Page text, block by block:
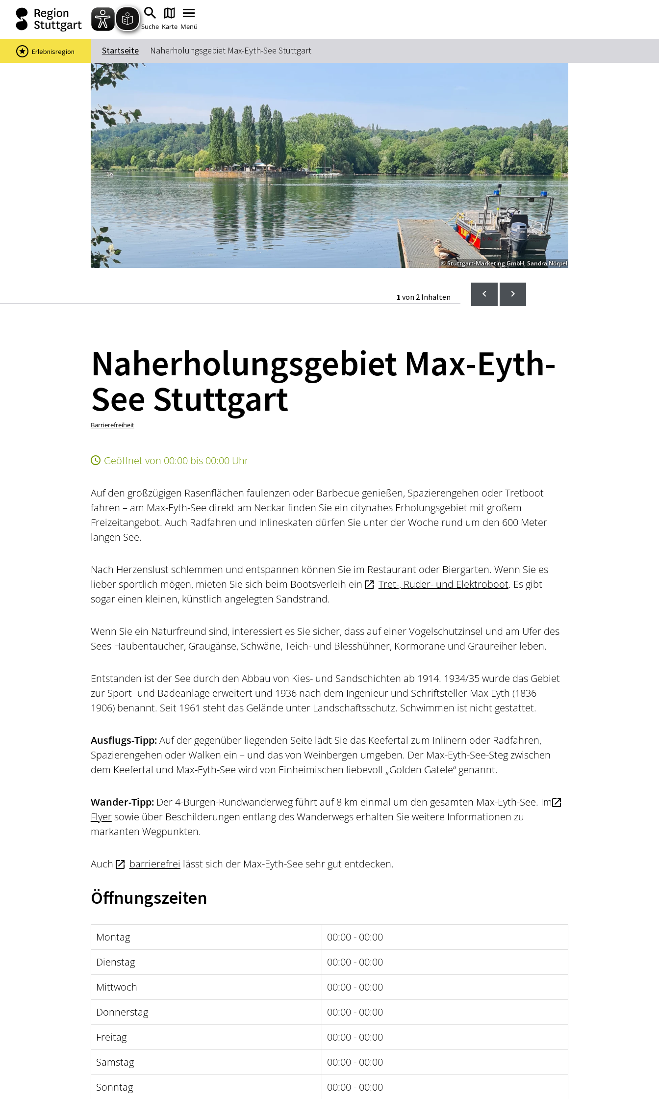
Suche Karte Menü
Suchbegriff
Stadtführungen
Events & Tickets
Ausflugsziele
Erlebnisse
Wein
Radfahren
Wandern
Startseite Naherholungsgebiet Max-Eyth-See Stuttgart
Erlebnisregion
© Stuttgart-Marketing GmbH, Sandra Nörpel
1 von 2 Inhalten
Naherholungsgebiet Max-Eyth-
See Stuttgart
Barrierefreiheit
Geöffnet von 00:00 bis 00:00 Uhr
Auf den großzügigen Rasenflächen faulenzen oder Barbecue genießen, Spazierengehen oder Tretboot
fahren – am Max-Eyth-See direkt am Neckar finden Sie ein citynahes Erholungsgebiet mit großem
Freizeitangebot. Auch Radfahren und Inlineskaten dürfen Sie unter der Woche rund um den 600 Meter
langen See.
Nach Herzenslust schlemmen und entspannen können Sie im Restaurant oder Biergarten. Wenn Sie es
lieber sportlich mögen, mieten Sie sich beim Bootsverleih ein
Tret-, Ruder- und Elektroboot. Es gibt
sogar einen kleinen, künstlich angelegten Sandstrand.
Wenn Sie ein Naturfreund sind, interessiert es Sie sicher, dass auf einer Vogelschutzinsel und am Ufer des
Sees Haubentaucher, Graugänse, Schwäne, Teich- und Blesshühner, Kormorane und Graureiher leben.
Entstanden ist der See durch den Abbau von Kies- und Sandschichten ab 1914. 1934/35 wurde das Gebiet
zur Sport- und Badeanlage erweitert und 1936 nach dem Ingenieur und Schriftsteller Max Eyth (1836 –
1906) benannt. Seit 1961 steht das Gelände unter Landschaftsschutz. Schwimmen ist nicht gestattet.
Ausflugs-Tipp:Auf der gegenüber liegenden Seite lädt Sie das Keefertal zum Inlinern oder Radfahren,
Spazierengehen oder Walken ein – und das von Weinbergen umgeben. Der Max-Eyth-See-Steg zwischen
dem Keefertal und Max-Eyth-See wird von Einheimischen liebevoll „Golden Gatele“ genannt.
Wander-Tipp: Der 4-Burgen-Rundwanderweg führt auf 8 km einmal um den gesamten Max-Eyth-See. Im
Flyersowie über Beschilderungen entlang des Wanderwegs erhalten Sie weitere Informationen zu
markanten Wegpunkten.
Auch barrierefrei lässt sich der Max-Eyth-See sehr gut entdecken.
Öffnungszeiten
Montag
00:00 - 00:00
Dienstag
00:00 - 00:00
Mittwoch
00:00 - 00:00
Donnerstag
00:00 - 00:00
Freitag
00:00 - 00:00
Samstag
00:00 - 00:00
Sonntag
00:00 - 00:00